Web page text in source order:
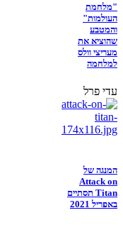
"מלחמת
העולמות"
והמטבע
שהוציא את
מעריצי וולס
למלחמה
עדי פרל
המנגה של
Attack on
Titan תסתיים
באפריל 2021